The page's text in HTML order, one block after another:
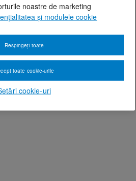
noastre de marketing
și modulele cookie
cookie-uri
Respingeți toate
toate cookie-urile